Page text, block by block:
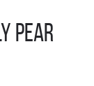
Pear